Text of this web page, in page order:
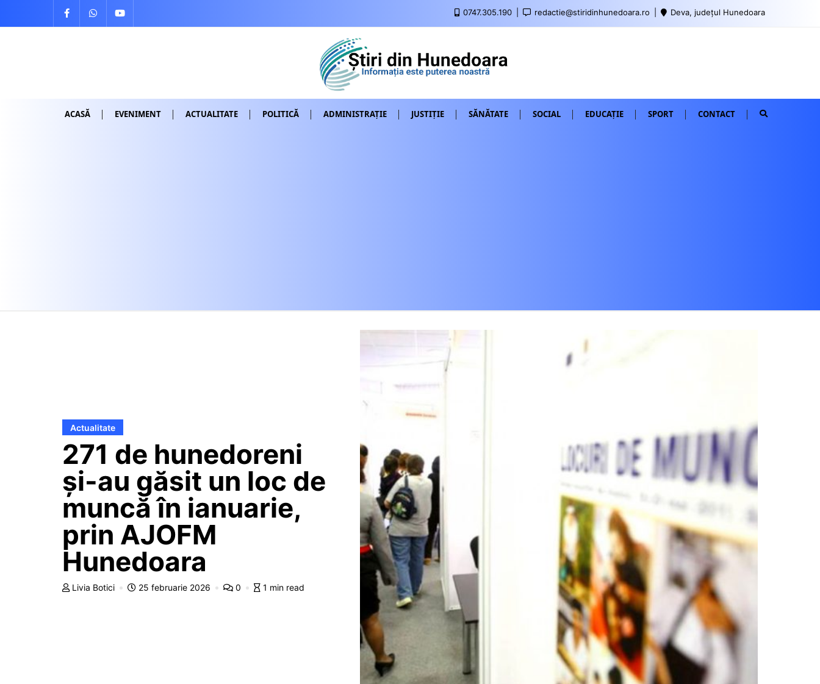
0747.305.190 redactie@stiridinhunedoara.ro Deva, județul Hunedoara
ACASĂ EVENIMENT ACTUALITATE POLITICĂ ADMINISTRAȚIE JUSTIȚIE SĂNĂTATE SOCIAL EDUCAȚIE SPORT CONTACT
Actualitate
271 de hunedoreni
și-au găsit un loc de
muncă în ianuarie,
prin AJOFM
Hunedoara
Livia Botici 25 februarie 2026 0 1 min read